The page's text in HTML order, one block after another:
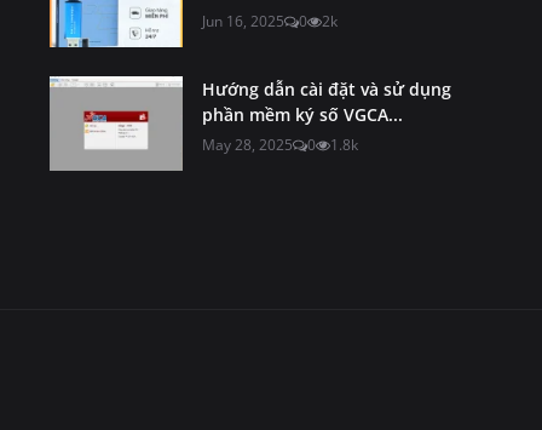
Jun 16, 2025 0 2k
Hướng dẫn cài đặt và sử dụng
phần mềm ký số VGCA...
May 28, 2025 0 1.8k